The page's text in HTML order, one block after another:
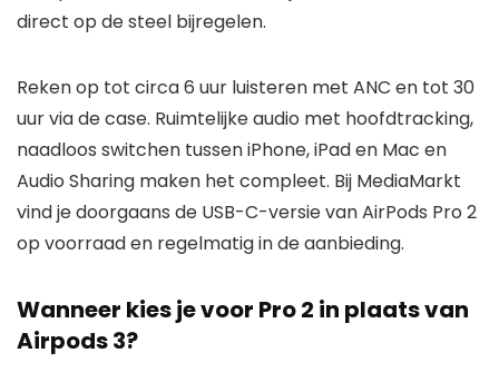
direct op de steel bijregelen.
Reken op tot circa 6 uur luisteren met ANC en tot 30
uur via de case. Ruimtelijke audio met hoofdtracking,
naadloos switchen tussen iPhone, iPad en Mac en
Audio Sharing maken het compleet. Bij MediaMarkt
vind je doorgaans de USB-C-versie van AirPods Pro 2
op voorraad en regelmatig in de aanbieding.
Wanneer kies je voor Pro 2 in plaats van
Airpods 3?